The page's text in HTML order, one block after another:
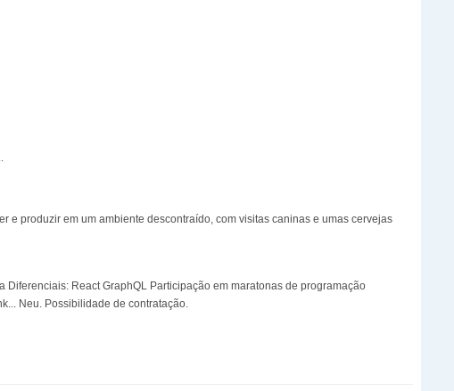
e produzir em um ambiente descontraído, com visitas caninas e umas cervejas
React GraphQL Participação em maratonas de programação
Neu. Possibilidade de contratação.